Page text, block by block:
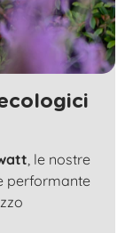
, le nostre
performante